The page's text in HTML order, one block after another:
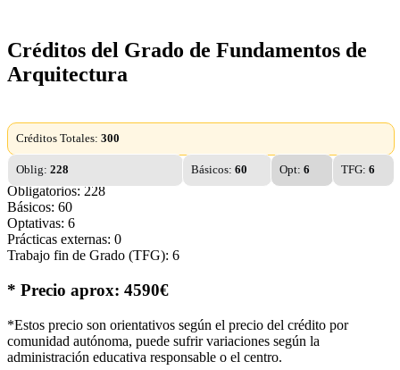
Créditos del Grado de Fundamentos de
Arquitectura
Créditos Totales: 300
Oblig: 228 Básicos:60 Opt:6 TFG: 6
Obligatorios: 228
Básicos: 60
Optativas: 6
Prácticas externas: 0
Trabajo fin de Grado (TFG): 6
* Precio aprox: 4590€
*Estos precio son orientativos según el precio del crédito por
comunidad autónoma, puede sufrir variaciones según la
administración educativa responsable o el centro.